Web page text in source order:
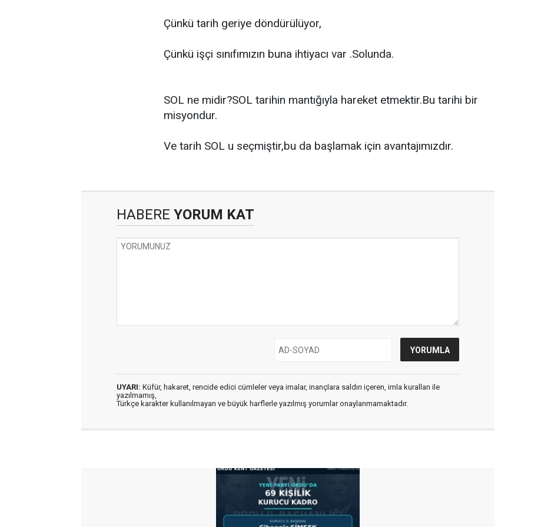
Çünkü tarih geriye döndürülüyor,
Çünkü işçi sınıfımızın buna ihtiyacı var .Solunda.
SOL ne midir?SOL tarihin mantığıyla hareket etmektir.Bu tarihi bir
misyondur.
Ve tarih SOL u seçmiştir,bu da başlamak için avantajımızdır.
HABERE YORUM KAT
UYARI: Küfür, hakaret, rencide edici cümleler veya imalar, inançlara saldırı içeren, imla kuralları ile
yazılmamış,
Türkçe karakter kullanılmayan ve büyük harflerle yazılmış yorumlar onaylanmamaktadır.